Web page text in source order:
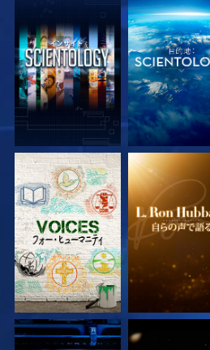
シリーズを探求 シリーズを探求